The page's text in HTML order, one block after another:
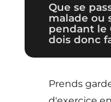
Que se
malade ou
pendant le
dois donc
Prends